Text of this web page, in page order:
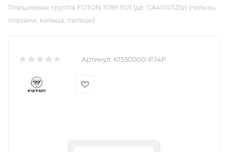
Поршневая группа FOTON 1089 5121 (дв. CA4110/125z) (гильзы,
поршни, кольца, пальцы)
Артикул: K1530000-PJ4P